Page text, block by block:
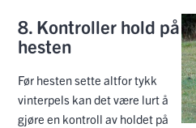
8. Kontroller hold på
hesten
Før hesten sette altfor tykk
vinterpels kan det være lurt å
gjøre en kontroll av holdet på